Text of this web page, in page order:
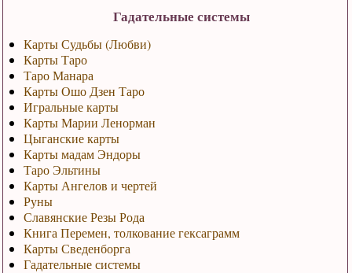
Гадательные системы
Карты Судьбы (Любви)
Карты Таро
Таро Манара
Карты Ошо Дзен Таро
Игральные карты
Карты Марии Ленорман
Цыганские карты
Карты мадам Эндоры
Таро Эльтины
Карты Ангелов и чертей
Руны
Славянские Резы Рода
Книга Перемен, толкование гексаграмм
Карты Сведенборга
Гадательные системы